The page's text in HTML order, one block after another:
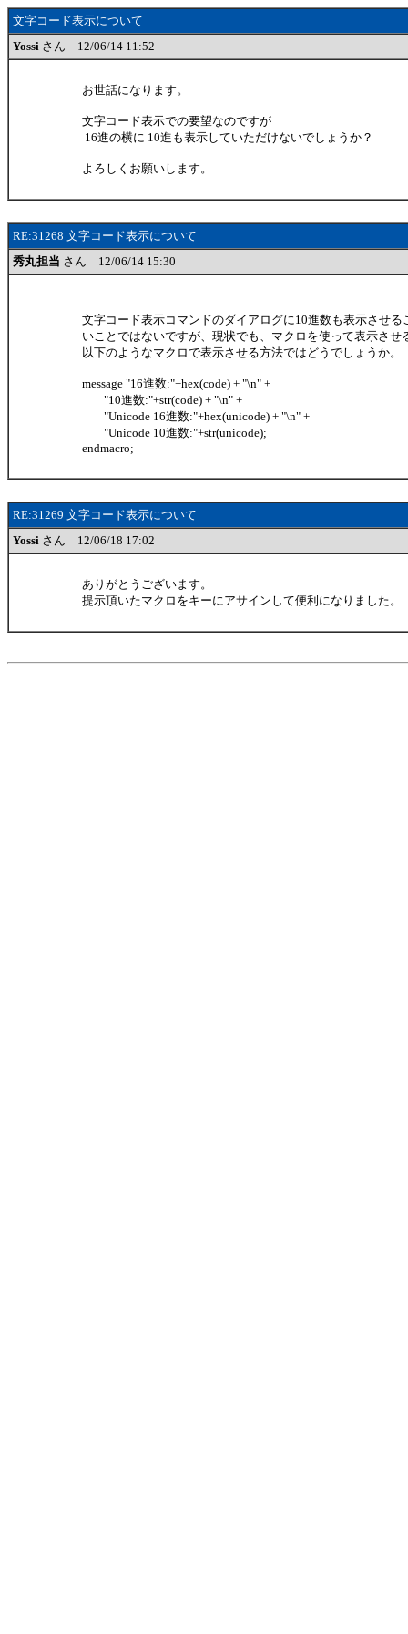
文字コード表示について
Yossi さん 12/06/14 11:52
お世話になります。
文字コード表示での要望なのですが
16進の横に 10進も表示していただけないでしょうか？
よろしくお願いします。
RE:31268 文字コード表示について
秀丸担当 さん 12/06/14 15:30
文字コード表示コマンドのダイアログに10進数も表示させる
いことではないですが、現状でも、マクロを使って表示させ
以下のようなマクロで表示させる方法ではどうでしょうか。
message "16進数:"+hex(code) + "\n" +
"10進数:"+str(code) + "\n" +
"Unicode 16進数:"+hex(unicode) + "\n" +
"Unicode 10進数:"+str(unicode);
endmacro;
RE:31269 文字コード表示について
Yossi さん 12/06/18 17:02
ありがとうございます。
提示頂いたマクロをキーにアサインして便利になりました。